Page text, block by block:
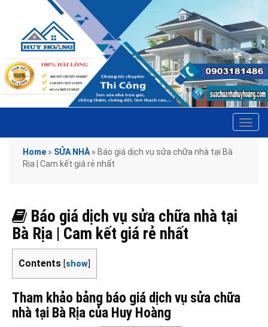
Home » SỬA NHÀ » Báo giá dịch vụ sửa chữa nhà tại Bà
Rịa | Cam kết giá rẻ nhất
Báo giá dịch vụ sửa chữa nhà tại
Bà Rịa | Cam kết giá rẻ nhất
Contents [show]
Tham khảo bảng báo giá dịch vụ sửa chữa
nhà tại Bà Rịa của Huy Hoàng